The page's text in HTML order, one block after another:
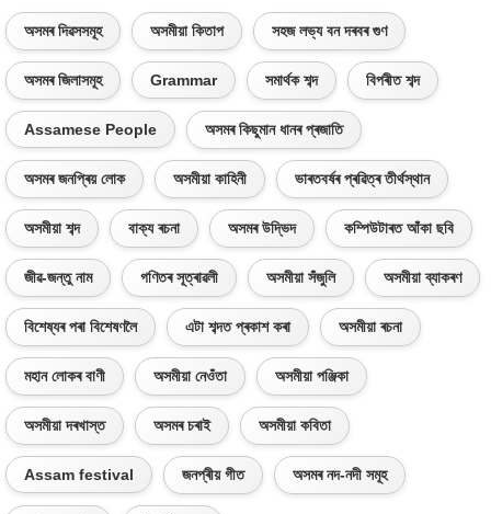
অসমৰ দিৱসসমূহ অসমীয়া কিতাপ সহজ লভ্য বন দৰবৰ গুণ
অসমৰ জিলাসমূহ Grammar সমাৰ্থক শব্দ বিপৰীত শব্দ
Assamese People অসমৰ কিছুমান ধানৰ প্ৰজাতি
অসমৰ জনপ্ৰিয় লোক অসমীয়া কাহিনী ভাৰতবৰ্ষৰ প্ৰৱিত্ৰ তীৰ্থস্থান
অসমীয়া শব্দ বাক্য ৰচনা অসমৰ উদ্ভিদ কম্পিউটাৰত আঁকা ছবি
জীৱ-জন্তু নাম গণিতৰ সূত্ৰাৱলী অসমীয়া সঁজুলি অসমীয়া ব্যাকৰণ
বিশেষ্যৰ পৰা বিশেষণলৈ এটা শব্দত প্ৰকাশ কৰা অসমীয়া ৰচনা
মহান লোকৰ বাণী অসমীয়া নেওঁতা অসমীয়া পঞ্জিকা
অসমীয়া দৰখাস্ত অসমৰ চৰাই অসমীয়া কবিতা
Assam festival জনপ্ৰীয় গীত অসমৰ নদ-নদী সমূহ